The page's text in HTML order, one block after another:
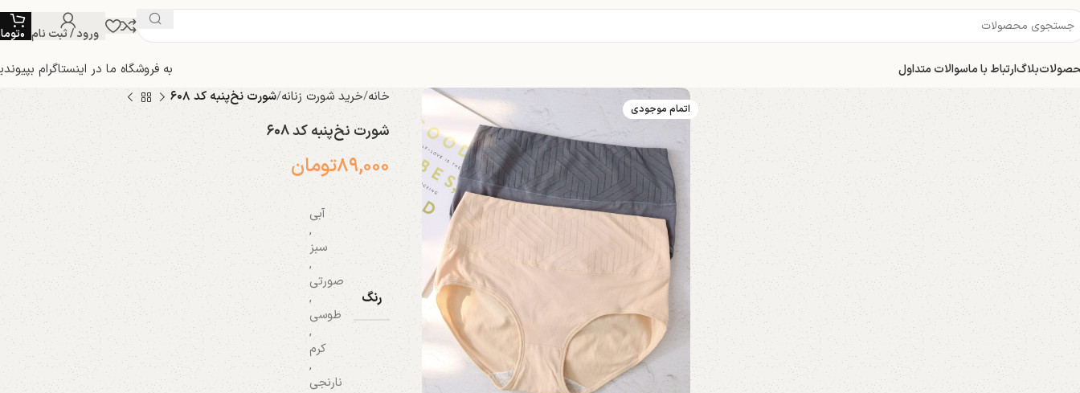
ورود / ثبت نام ۰
بلاگارتباط با ماسوالات متداول به فروشگاه ما در اینستاگرام
اتمام موجودی
خانه خرید شورت زنانه شورت نخ‌پنبه کد ۶۰۸
شورت نخ‌پنبه کد ۶۰۸
۸۹,۰۰۰تومان
رنگ
آبی
,
سبز
,
صورتی
,
طوسی
,
کرم
,
نارنجی